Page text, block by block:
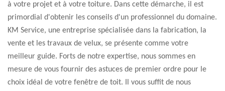
à votre projet et à votre toiture. Dans cette démarche, il est
primordial d'obtenir les conseils d'un professionnel du domaine.
KM Service, une entreprise spécialisée dans la fabrication, la
vente et les travaux de velux, se présente comme votre
meilleur guide. Forts de notre expertise, nous sommes en
mesure de vous fournir des astuces de premier ordre pour le
choix idéal de votre fenêtre de toit. Il vous suffit de nous